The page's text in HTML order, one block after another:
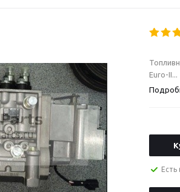
Euro-II...
Есть